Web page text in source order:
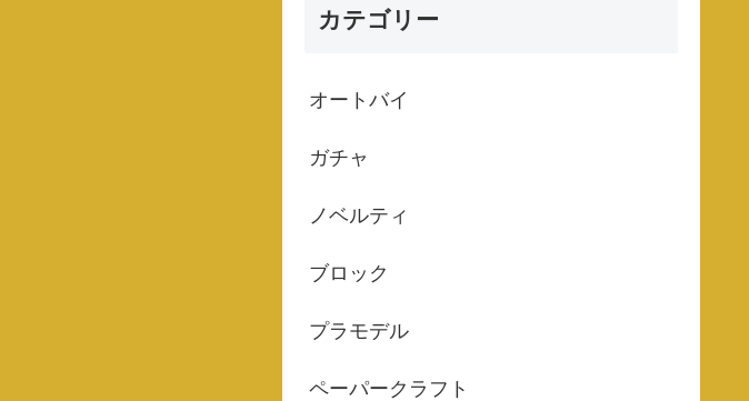
カテゴリー
オートバイ
ガチャ
ノベルティ
ブロック
プラモデル
ペーパークラフト